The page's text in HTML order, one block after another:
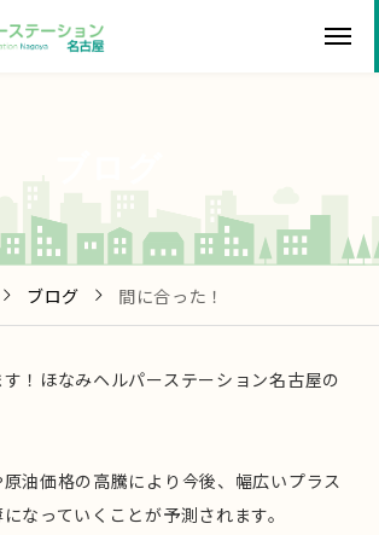
ブログ 間に合った！
！ほなみヘルパーステーション名古屋の
油価格の高騰により今後、幅広いプラス
なっていくことが予測されます。